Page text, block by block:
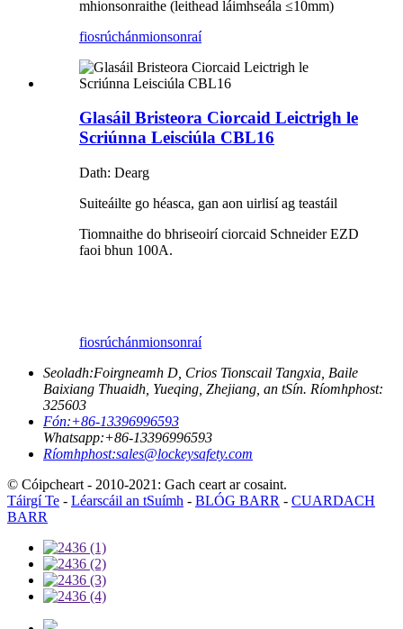
mhionsonraithe (leithead láimhseála ≤10mm)
fiosrúchánmionsonraí
Glasáil Bristeora Ciorcaid Leictrigh le
Scriúnna Leisciúla CBL16
Dath: Dearg
Suiteáilte go héasca, gan aon uirlisí ag teastáil
Tiomnaithe do bhriseoirí ciorcaid Schneider EZD
faoi bhun 100A.
fiosrúchánmionsonraí
Seoladh:Foirgneamh D, Crios Tionscail Tangxia, Baile
Baixiang Thuaidh, Yueqing, Zhejiang, an tSín. Ríomhphost:
325603
Fón:+86-13396996593
Whatsapp:+86-13396996593
Ríomhphost:sales@lockeysafety.com
© Cóipcheart - 2010-2021: Gach ceart ar cosaint.
Táirgí Te - Léarscáil an tSuímh - BLÓG BARR - CUARDACH
BARR